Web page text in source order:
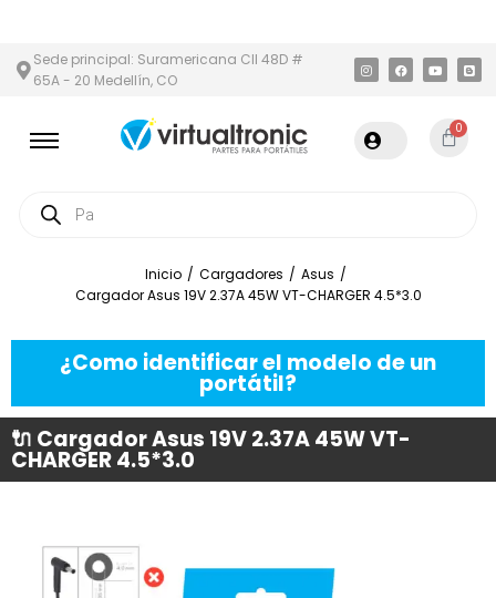
Sede principal: Suramericana Cll 48D #
65A - 20 Medellín, CO
0
Inicio / Cargadores / Asus /
Cargador Asus 19V 2.37A 45W VT-CHARGER 4.5*3.0
¿Como identificar el modelo de un
portátil?
🔌 Cargador Asus 19V 2.37A 45W VT-
CHARGER 4.5*3.0